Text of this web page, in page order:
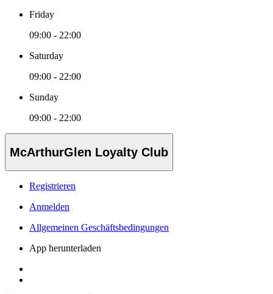
Friday
09:00 - 22:00
Saturday
09:00 - 22:00
Sunday
09:00 - 22:00
McArthurGlen Loyalty Club
Registrieren
Anmelden
Allgemeinen Geschäftsbedingungen
App herunterladen